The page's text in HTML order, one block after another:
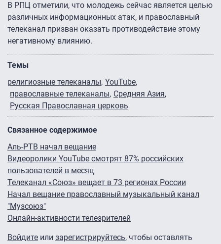
В РПЦ отметили, что молодежь сейчас является целью
различных информационных атак, и православный
телеканал призван оказать противодействие этому
негативному влиянию.
Темы
религиозные телеканалы YouTube
православные телеканалы Средняя Азия
Русская Православная церковь
Связанное содержимое
Аль-РТВ начал вещание
Видеоролики YouTube смотрят 87% российских
пользователей в месяц
Телеканал «Союз» вещает в 73 регионах России
Начал вещание православный музыкальный канал
"Музсоюз"
Онлайн-активности телезрителей
Войдите или зарегистрируйтесь, чтобы оставлять